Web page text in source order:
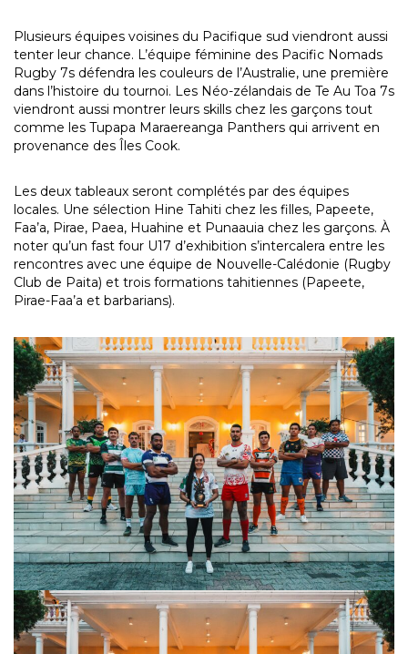
Plusieurs équipes voisines du Pacifique sud viendront aussi
tenter leur chance. L’équipe féminine des Pacific Nomads
Rugby 7s défendra les couleurs de l’Australie, une première
dans l’histoire du tournoi. Les Néo-zélandais de Te Au Toa 7s
viendront aussi montrer leurs skills chez les garçons tout
comme les Tupapa Maraereanga Panthers qui arrivent en
provenance des Îles Cook.
Les deux tableaux seront complétés par des équipes
locales. Une sélection Hine Tahiti chez les filles, Papeete,
Faa’a, Pirae, Paea, Huahine et Punaauia chez les garçons. À
noter qu’un fast four U17 d’exhibition s’intercalera entre les
rencontres avec une équipe de Nouvelle-Calédonie (Rugby
Club de Paita) et trois formations tahitiennes (Papeete,
Pirae-Faa’a et barbarians).